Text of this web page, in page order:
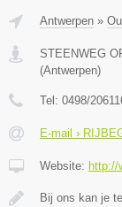
Antwerpen »
STEENWEG
(Antwerpen)
Tel: 0498/
E-mail ›
Website: http://
Bij ons kan je